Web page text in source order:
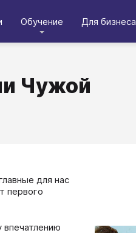
Обучение Для бизнеса
Чужой
для нас
первого